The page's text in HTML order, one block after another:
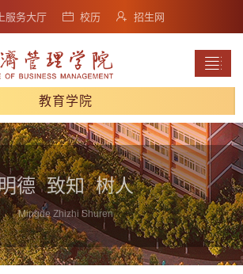
服务大厅 校历 招生网
教育学院
德 致知 树人
Mingde Zhizhi Shuren